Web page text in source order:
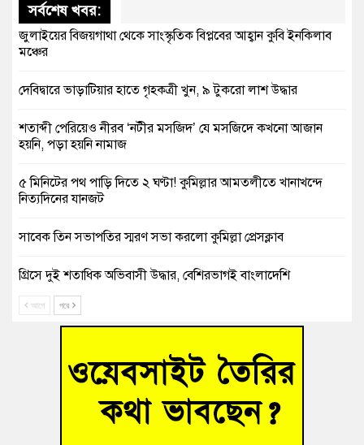
সর্বশেষ খবর:
জুলাইয়ের বিজয়গাথা থেকে সাংস্কৃতিক বিপ্লবের আহ্বান কুবি ইনকিলাব
মঞ্চের
দেবিদ্বারে ভাড়াটিয়ার হাতে গৃহকত্রী খুন, ৯ টুকরো লাশ উদ্ধার
শতাব্দী পেরিয়েও নীরব ‘নটীর মসজিদ’ যে মসজিদে কখনো আজান
হয়নি, পড়া হয়নি নামাজ
৫ মিনিটের পথ পাড়ি দিতে ২ ঘণ্টা! কুমিল্লার আমতলীতে খানাখন্দে
নিত্যদিনের যানজট
সাবেক তিন সভাপতির স্মরণ সভা করলো কুমিল্লা প্রেসক্লাব
গ্রিসে দুই শতাধিক অভিবাসী উদ্ধার, বেশিরভাগই বাংলাদেশি
বুড়িচংয়ে নিখোঁজের ৩ দিন পর ফিশারির পুকুরে রিকশাচালকের মরদেহ
“স্পেশাল ট্রাইব্যুনালে জুলাই গণহত্যার বিচার করেন, জনগণ আপনাদের
ছাড়বে না-সাক্কু
ভাষা সৈনিক অজিত গুহ মহাবিদ্যালয়ে জুলাই গণঅভ্যুত্থান দিবসের
আগে পরে